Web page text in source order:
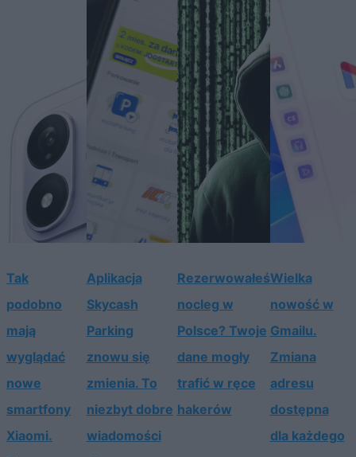
Tak
podobno
mają
wyglądać
nowe
smartfony
Xiaomi.
Aplikacja
Skycash
Parking
znowu się
zmienia. To
niezbyt dobre
wiadomości
Rezerwowałeś
nocleg w
Polsce? Twoje
dane mogły
trafić w ręce
hakerów
Wielka
nowość w
Gmailu.
Zmiana
adresu
dostępna
dla każdego